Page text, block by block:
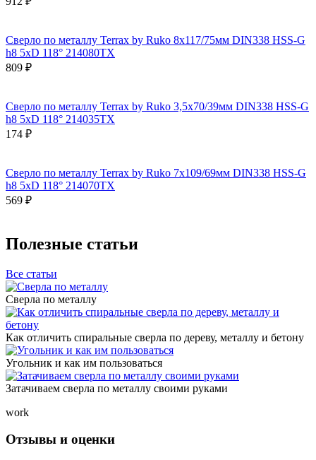
Сверло по металлу Terrax by Ruko 8x117/75мм DIN338 HSS-G
h8 5xD 118° 214080TX
809 ₽
Сверло по металлу Terrax by Ruko 3,5x70/39мм DIN338 HSS-G
h8 5xD 118° 214035TX
174 ₽
Сверло по металлу Terrax by Ruko 7x109/69мм DIN338 HSS-G
h8 5xD 118° 214070TX
569 ₽
Полезные статьи
Все статьи
Сверла по металлу
Как отличить спиральные сверла по дереву, металлу и бетону
Угольник и как им пользоваться
Затачиваем сверла по металлу своими руками
work
Отзывы и оценки